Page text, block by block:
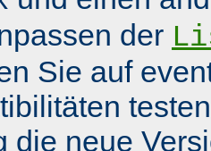
der
Sie auf
die neue